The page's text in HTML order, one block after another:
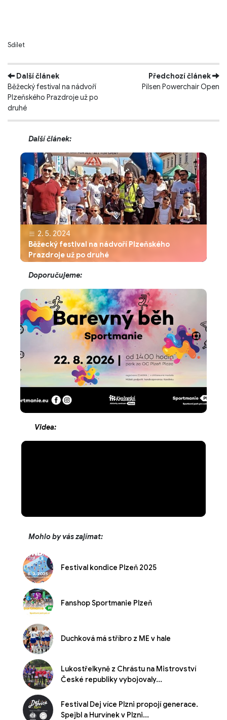
Sdílet
Další článek
Běžecký festival na nádvoří
Plzeňského Prazdroje už po
druhé
Předchozí článek
Pilsen Powerchair Open
Další článek:
2. 5. 2024
Běžecký festival na nádvoří Plzeňského
Prazdroje už po druhé
Doporučujeme:
Videa:
Mohlo by vás zajímat:
Festival kondice Plzeň 2025
Fanshop Sportmanie Plzeň
Duchková má stříbro z ME v hale
Lukostřelkyně z Chrástu na Mistrovství
České republiky vybojovaly...
Festival Dej více Plzni propojí generace.
Spejbl a Hurvínek v Plzni...